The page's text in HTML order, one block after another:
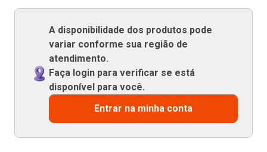
A disponibilidade dos produtos pode
variar conforme sua região de
atendimento.
Faça login para verificar se está
disponível para você.
Entrar na minha conta